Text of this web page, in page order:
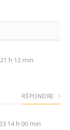
h 12 min
RÉPONDRE
14 h 00 min